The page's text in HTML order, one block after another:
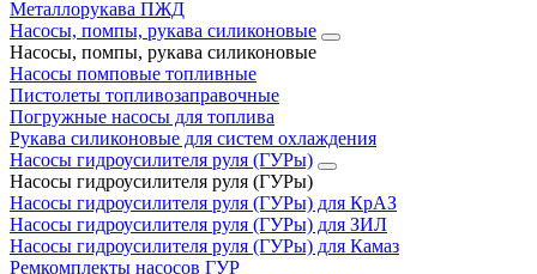
Металлорукава ПЖД
Насосы, помпы, рукава силиконовые
Насосы, помпы, рукава силиконовые
Насосы помповые топливные
Пистолеты топливозаправочные
Погружные насосы для топлива
Рукава силиконовые для систем охлаждения
Насосы гидроусилителя руля (ГУРы)
Насосы гидроусилителя руля (ГУРы)
Насосы гидроусилителя руля (ГУРы) для КрАЗ
Насосы гидроусилителя руля (ГУРы) для ЗИЛ
Насосы гидроусилителя руля (ГУРы) для Камаз
Ремкомплекты насосов ГУР